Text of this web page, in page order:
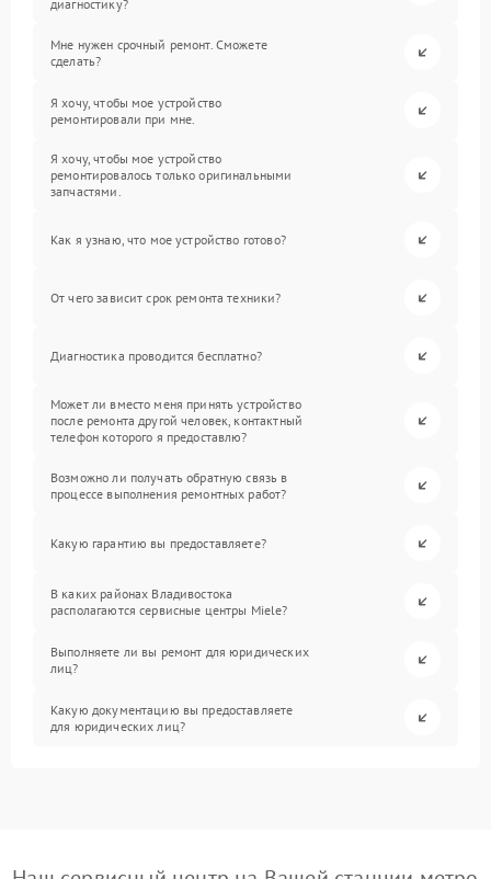
диагностику?
Мне нужен срочный ремонт. Сможете
сделать?
Я хочу, чтобы мое устройство
ремонтировали при мне.
Я хочу, чтобы мое устройство
ремонтировалось только оригинальными
запчастями.
Как я узнаю, что мое устройство готово?
От чего зависит срок ремонта техники?
Диагностика проводится бесплатно?
Может ли вместо меня принять устройство
после ремонта другой человек, контактный
телефон которого я предоставлю?
Возможно ли получать обратную связь в
процессе выполнения ремонтных работ?
Какую гарантию вы предоставляете?
В каких районах Владивостока
располагаются сервисные центры Miele?
Выполняете ли вы ремонт для юридических
лиц?
Какую документацию вы предоставляете
для юридических лиц?